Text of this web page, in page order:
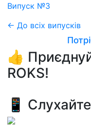
Випуск №3
← До всіх випусків
👍
ROKS!
📱